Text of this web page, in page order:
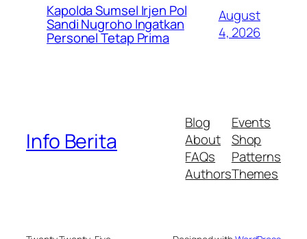
Kapolda Sumsel Irjen Pol
Sandi Nugroho Ingatkan
Personel Tetap Prima
August
4, 2026
Info Berita
Blog
About
FAQs
Authors
Events
Shop
Patterns
Themes